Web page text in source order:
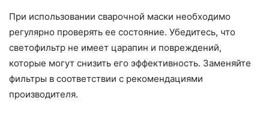
При использовании сварочной маски необходимо
регулярно проверять ее состояние. Убедитесь, что
светофильтр не имеет царапин и повреждений,
которые могут снизить его эффективность. Заменяйте
фильтры в соответствии с рекомендациями
производителя.